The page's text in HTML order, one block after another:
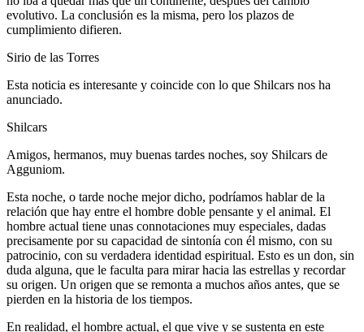
evolutivo. La conclusión es la misma, pero los plazos de
cumplimiento difieren.
Sirio de las Torres
Esta noticia es interesante y coincide con lo que Shilcars nos ha
anunciado.
Shilcars
Amigos, hermanos, muy buenas tardes noches, soy Shilcars de
Agguniom.
Esta noche, o tarde noche mejor dicho, podríamos hablar de la
relación que hay entre el hombre doble pensante y el animal. El
hombre actual tiene unas connotaciones muy especiales, dadas
precisamente por su capacidad de sintonía con él mismo, con su
patrocinio, con su verdadera identidad espiritual. Esto es un don, sin
duda alguna, que le faculta para mirar hacia las estrellas y recordar
su origen. Un origen que se remonta a muchos años antes, que se
pierden en la historia de los tiempos.
En realidad, el hombre actual, el que vive y se sustenta en este